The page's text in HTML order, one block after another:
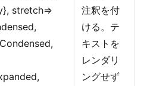
stretch=>
注釈を付
ける。テ
キストを
レンダリ
ングせず